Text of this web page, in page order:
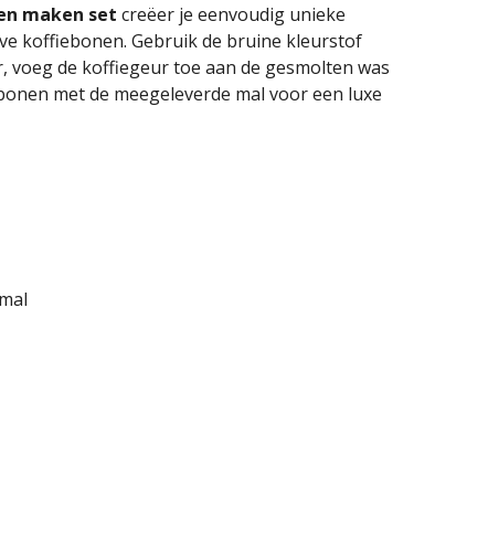
maken set creëer je eenvoudig unieke
koffiebonen. Gebruik de bruine kleurstof
de koffiegeur toe aan de gesmolten was
met de meegeleverde mal voor een luxe